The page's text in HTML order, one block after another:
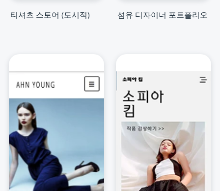
티셔츠 스토어 (도시적) 섬유 디자이너 포트폴리오